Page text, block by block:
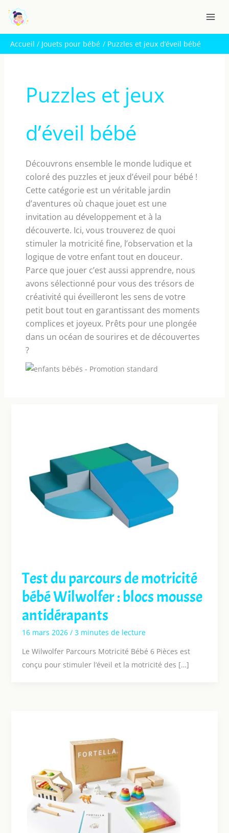
contenu
Accueil
Jouets pour bébé Puzzles et jeux d’éveil bébé
Puzzles et jeux
d’éveil bébé
Découvrons ensemble le monde ludique et
coloré des puzzles et jeux d’éveil pour bébé !
Cette catégorie est un véritable jardin
d’aventures où chaque jouet est une
invitation au développement et à la
découverte. Ici, vous trouverez de quoi
stimuler la motricité fine, l’observation et la
logique de votre enfant tout en douceur.
Parce que jouer c’est aussi apprendre, nous
avons sélectionné pour vous des trésors de
créativité qui éveilleront les sens de votre
petit bout tout en garantissant des moments
complices et joyeux. Prêts pour une plongée
dans un océan de sourires et de découvertes
?
Test du parcours de motricité
bébé Wilwolfer : blocs mousse
antidérapants
16 mars 2026 / 3 minutes de lecture
Le Wilwolfer Parcours Motricité Bébé 6 Pièces est
conçu pour stimuler l’éveil et la motricité des […]
R
e
c
h